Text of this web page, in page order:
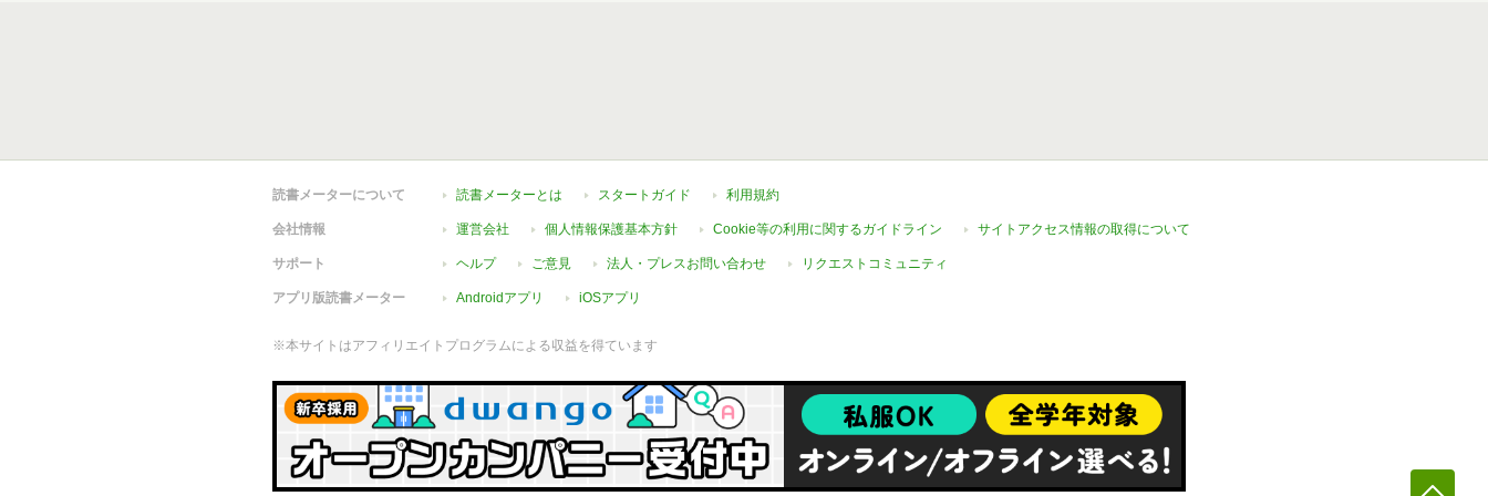
読書メーターについて 読書メーターとは スタートガイド 利用規約
会社情報 運営会社 個人情報保護基本方針 Cookie等の利用に関するガイドライン サイトアクセス情報の取得について
サポート ヘルプ ご意見 法人・プレスお問い合わせ リクエストコミュニティ
アプリ版読書メーター Androidアプリ iOSアプリ
※本サイトはアフィリエイトプログラムによる収益を得ています